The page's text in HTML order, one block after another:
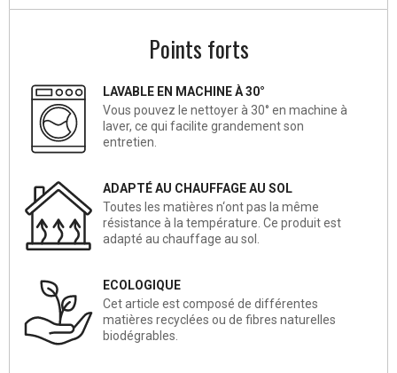
Points forts
LAVABLE EN MACHINE À 30°
Vous pouvez le nettoyer à 30° en machine à
laver, ce qui facilite grandement son
entretien.
ADAPTÉ AU CHAUFFAGE AU SOL
Toutes les matières n‘ont pas la même
résistance à la température. Ce produit est
adapté au chauffage au sol.
ECOLOGIQUE
Cet article est composé de différentes
matières recyclées ou de fibres naturelles
biodégrables.